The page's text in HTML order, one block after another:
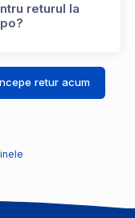
returul la
retur acum